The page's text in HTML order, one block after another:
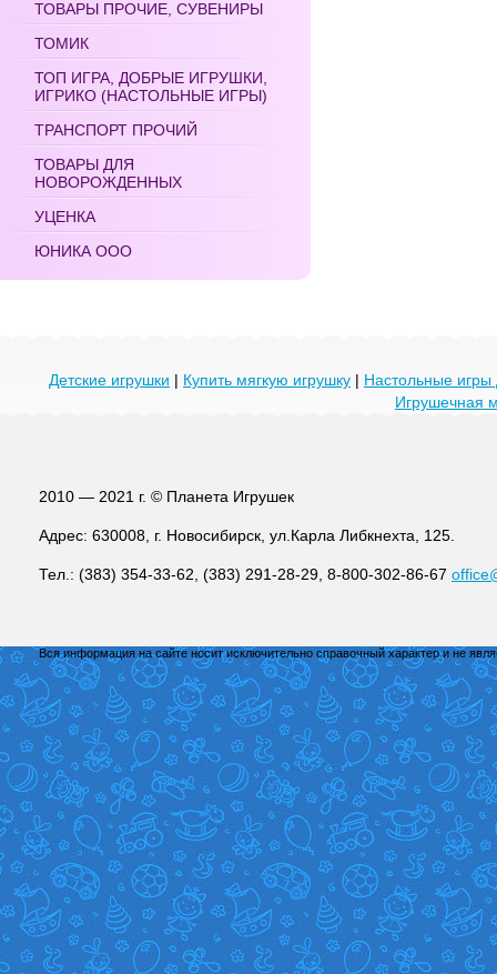
ТОВАРЫ ПРОЧИЕ, СУВЕНИРЫ
ТОМИК
ТОП ИГРА, ДОБРЫЕ ИГРУШКИ,
ИГРИКО (НАСТОЛЬНЫЕ ИГРЫ)
ТРАНСПОРТ ПРОЧИЙ
ТОВАРЫ ДЛЯ
НОВОРОЖДЕННЫХ
УЦЕНКА
ЮНИКА ООО
Детские игрушки | Купить мягкую игрушку | Настольные игры
Игрушечная
2010 — 2021 г. © Планета Игрушек
Адрес: 630008, г. Новосибирск, ул.Карла Либкнехта, 125.
Тел.: (383) 354-33-62, (383) 291-28-29, 8-800-302-86-67
Вся информация на сайте носит исключительно справочный характер и не